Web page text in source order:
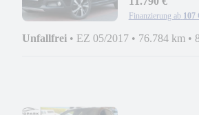
Finanzierung ab 107
Unfallfrei • EZ 05/2017 • 76.784 km •